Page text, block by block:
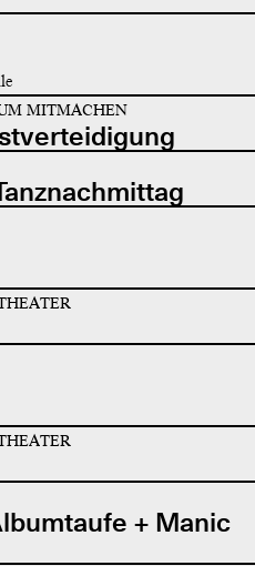
MITMACHEN
+ Manic